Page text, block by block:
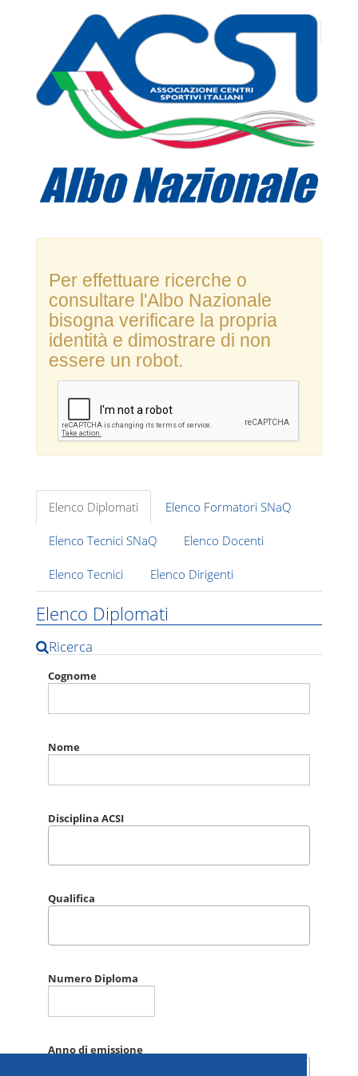
Per effettuare ricerche o
consultare l'Albo Nazionale
bisogna verificare la propria
identità e dimostrare di non
essere un robot.
Elenco Diplomati Elenco Formatori SNaQ
Elenco Tecnici SNaQ Elenco Docenti
Elenco Tecnici Elenco Dirigenti
Elenco Diplomati
Ricerca
Cognome
Nome
Disciplina ACSI
Qualifica
Numero Diploma
Anno di emissione